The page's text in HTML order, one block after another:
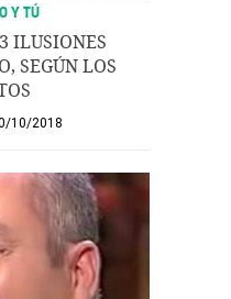
Y TÚ
ILUSIONES
SEGÚN LOS
10/2018